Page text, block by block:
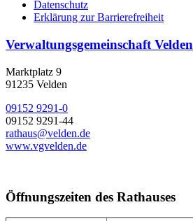
Datenschutz
Erklärung zur Barrierefreiheit
Verwaltungsgemeinschaft Velden
Marktplatz 9
91235 Velden
09152 9291-0
09152 9291-44
rathaus@velden.de
www.vgvelden.de
Öffnungszeiten des Rathauses